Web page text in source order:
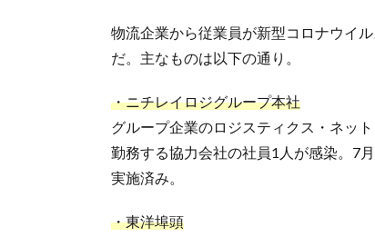
物流企業から従業員が新型コロナウイ
だ。主なものは以下の通り。
・ニチレイロジグループ本社
グループ企業のロジスティクス・ネッ
勤務する協力会社の社員1人が感染。7
実施済み。
・東洋埠頭